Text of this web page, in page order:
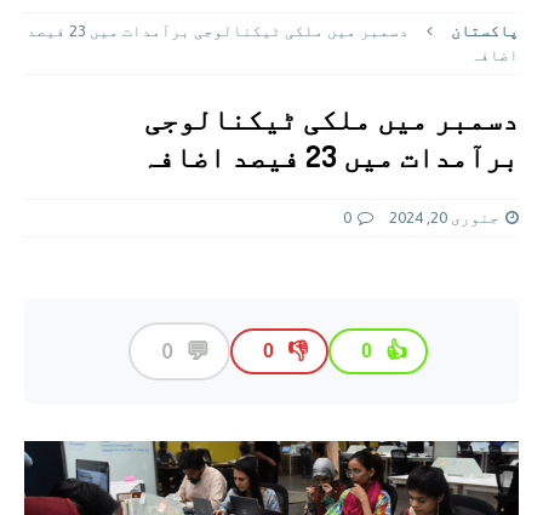
پاکستان
دسمبر میں ملکی ٹیکنالوجی برآمدات میں 23 فیصد
اضافہ
دسمبر میں ملکی ٹیکنالوجی
برآمدات میں 23 فیصد اضافہ
جنوری 20, 2024 0
👍
0
👎
0
💬
0